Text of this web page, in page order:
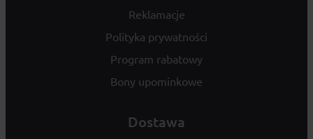
Reklamacje
Polityka prywatności
Program rabatowy
Bony upominkowe
Dostawa